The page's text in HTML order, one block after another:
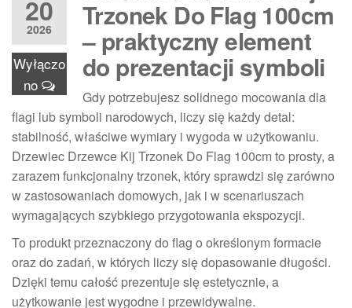
20
2026
Wyłączo
no
Trzonek Do Flag 100cm
– praktyczny element
do prezentacji symboli
Gdy potrzebujesz solidnego mocowania dla
flagi lub symboli narodowych, liczy się każdy detal:
stabilność, właściwe wymiary i wygoda w użytkowaniu.
Drzewiec Drzewce Kij Trzonek Do Flag 100cm to prosty, a
zarazem funkcjonalny trzonek, który sprawdzi się zarówno
w zastosowaniach domowych, jak i w scenariuszach
wymagających szybkiego przygotowania ekspozycji.
To produkt przeznaczony do flag o określonym formacie
oraz do zadań, w których liczy się dopasowanie długości.
Dzięki temu całość prezentuje się estetycznie, a
użytkowanie jest wygodne i przewidywalne.